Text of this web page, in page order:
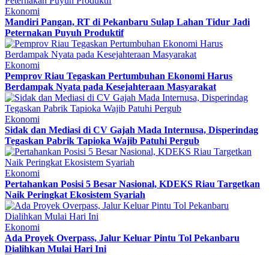
Ekonomi
Mandiri Pangan, RT di Pekanbaru Sulap Lahan Tidur Jadi
Peternakan Puyuh Produktif
Ekonomi
Pemprov Riau Tegaskan Pertumbuhan Ekonomi Harus
Berdampak Nyata pada Kesejahteraan Masyarakat
Ekonomi
Sidak dan Mediasi di CV Gajah Mada Internusa, Disperindag
Tegaskan Pabrik Tapioka Wajib Patuhi Pergub
Ekonomi
Pertahankan Posisi 5 Besar Nasional, KDEKS Riau Targetkan
Naik Peringkat Ekosistem Syariah
Ekonomi
Ada Proyek Overpass, Jalur Keluar Pintu Tol Pekanbaru
Dialihkan Mulai Hari Ini